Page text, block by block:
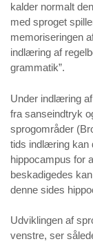
kalder normalt
med sproget
memoriseringen
indlæring af
grammatik”.
Under indlæring
fra sanseindtryk
sprogområder
tids indlæring kan
hippocampus for
beskadigedes
denne sides
Udviklingen af
venstre, ser